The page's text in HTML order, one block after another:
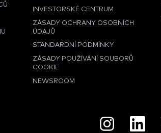
INVESTORSKÉ CENTRUM
ZÁSADY OCHRANY OSOBNÍCH
ÚDAJŮ
STANDARDNÍ PODMÍNKY
ZÁSADY POUŽÍVÁNÍ SOUBORŮ
COOKIE
NEWSROOM